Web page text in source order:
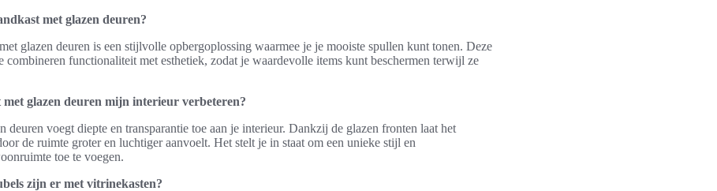
met glazen deuren?
glazen deuren is een stijlvolle opbergoplossing waarmee je je mooiste spullen kunt tonen. Deze
combineren functionaliteit met esthetiek, zodat je waardevolle items kunt beschermen terwijl ze
met glazen deuren mijn interieur verbeteren?
deuren voegt diepte en transparantie toe aan je interieur. Dankzij de glazen fronten laat het
de ruimte groter en luchtiger aanvoelt. Het stelt je in staat om een unieke stijl en
toe te voegen.
zijn er met vitrinekasten?